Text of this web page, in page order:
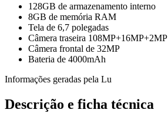
128GB de armazenamento interno
8GB de memória RAM
Tela de 6,7 polegadas
Câmera traseira 108MP+16MP+2MP
Câmera frontal de 32MP
Bateria de 4000mAh
Informações geradas pela Lu
Descrição e ficha técnica